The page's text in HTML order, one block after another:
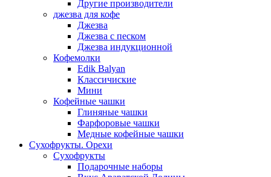
Другие производители
джезва для кофе
Джезва
Джезва с песком
Джезва индукционной
Кофемолки
Edik Balyan
Классичиские
Мини
Кофейные чашки
Глиняные чашки
Фарфоровые чашки
Медные кофейные чашки
Сухофрукты. Орехи
Сухофрукты
Подарочные наборы